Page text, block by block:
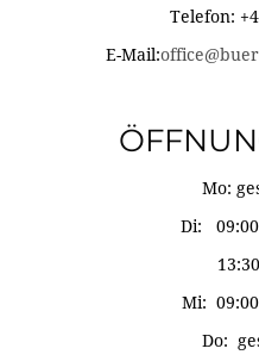
Telefon:
E-Mail:
Mo:
Di: 09:00
13:30 -
Mi:
Do: